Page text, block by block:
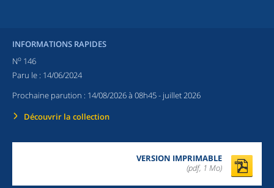
INFORMATIONS RAPIDES
No 146
Paru le : 14/06/2024
Prochaine parution : 14/08/2026 à 08h45- juillet 2026
Découvrir la collection
VERSION IMPRIMABLE
(pdf, 1 Mo)